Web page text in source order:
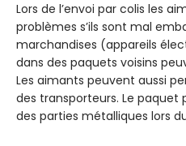
Lors de l’envoi par colis les
problèmes s’ils sont mal
marchandises (appareils
dans des paquets voisins
Les aimants peuvent aussi
des transporteurs. Le
des parties métalliques lors